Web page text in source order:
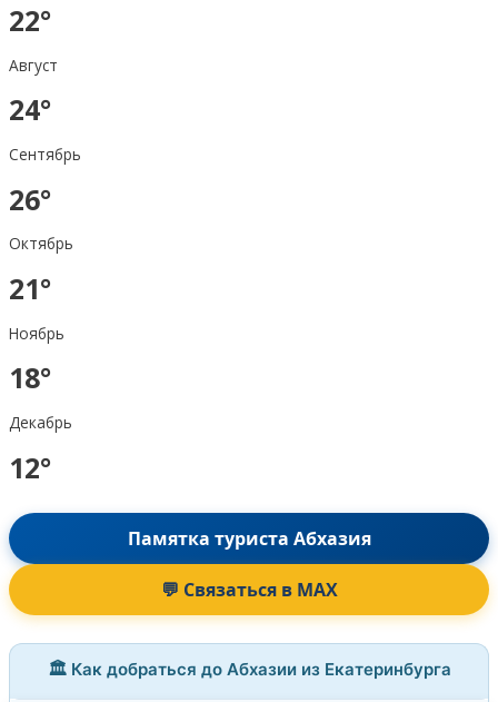
22°
Август
24°
Сентябрь
26°
Октябрь
21°
Ноябрь
18°
Декабрь
12°
Памятка туриста Абхазия
💬 Связаться в MAX
🏛️ Как добраться до Абхазии из Екатеринбурга